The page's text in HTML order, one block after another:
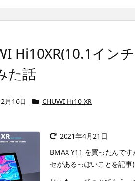
Hi10XR(10.1イン
た話
月16日 CHUWI Hi10 XR
2021年4月21日
BMAX Y11 を買ったんで
セがあるっぽいことを記事